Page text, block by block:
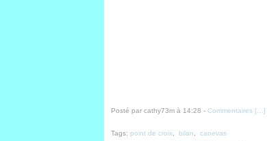
Posté par cathy73m à 14:28 - Commentaires [ ]
Tags: point de croix bilan canevas